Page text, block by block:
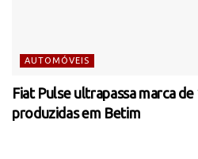
AUTOMÓVEIS
Fiat Pulse ultrapassa marca
produzidas em Betim